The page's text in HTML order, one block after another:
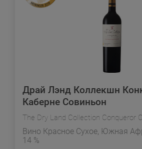
Драй Лэнд Коллекшн
Каберне Совиньон
Вино Красное Сухое, Южная
14 %